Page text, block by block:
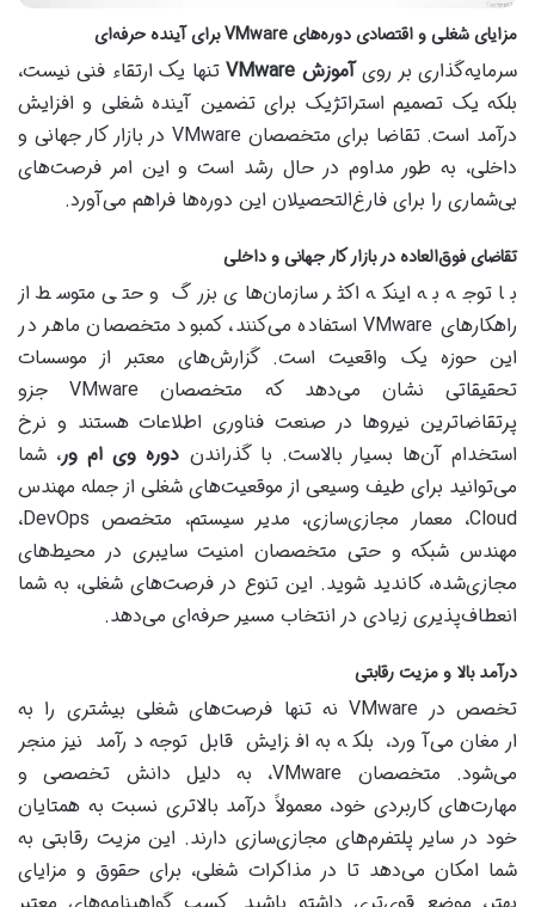
مزایای شغلی و اقتصادی دوره‌های VMware برای آینده حرفه‌ای
سرمایه‌گذاری بر روی آموزش VMware
تنها یک ارتقاء فنی نیست،
بلکه یک تصمیم استراتژیک برای تضمین آینده شغلی و افزایش
درآمد است. تقاضا برای متخصصان VMware در بازار کار جهانی و
داخلی، به طور مداوم در حال رشد است و این امر فرصت‌های
بی‌شماری را برای فارغ‌التحصیلان این دوره‌ها فراهم می‌آورد.
تقاضای فوق‌العاده در بازار کار جهانی و داخلی
با توجه به اینکه اکثر سازمان‌های بزرگ و حتی متوسط از
راهکارهای VMware استفاده می‌کنند، کمبود متخصصان ماهر در
این حوزه یک واقعیت است. گزارش‌های معتبر از موسسات
تحقیقاتی نشان می‌دهد که متخصصان VMware جزو
پرتقاضاترین نیروها در صنعت فناوری اطلاعات هستند و نرخ
استخدام آن‌ها بسیار بالاست. با گذراندن دوره وی ام ور، شما
می‌توانید برای طیف وسیعی از موقعیت‌های شغلی از جمله مهندس
Cloud، معمار مجازی‌سازی، مدیر سیستم، متخصص DevOps،
مهندس شبکه و حتی متخصصان امنیت سایبری در محیط‌های
مجازی‌شده، کاندید شوید. این تنوع در فرصت‌های شغلی، به شما
انعطاف‌پذیری زیادی در انتخاب مسیر حرفه‌ای می‌دهد.
درآمد بالا و مزیت رقابتی
تخصص در VMware نه تنها فرصت‌های شغلی بیشتری را به
ارمغان می‌آورد، بلکه به افزایش قابل توجه درآمد نیز منجر
می‌شود. متخصصان VMware، به دلیل دانش تخصصی و
مهارت‌های کاربردی خود، معمولاً درآمد بالاتری نسبت به همتایان
خود در سایر پلتفرم‌های مجازی‌سازی دارند. این مزیت رقابتی به
شما امکان می‌دهد تا در مذاکرات شغلی، برای حقوق و مزایای